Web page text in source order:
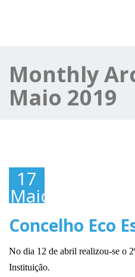
Monthly
Maio 2019
17
Maio,
2019
Concelho Eco
No dia 12 de abril realizou-se o
Instituição.